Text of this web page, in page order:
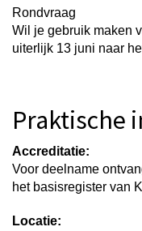
Rondvraag
Wil je gebruik maken
uiterlijk 13 juni naar
Praktische
Accreditatie:
Voor deelname
het basisregister van
Locatie: